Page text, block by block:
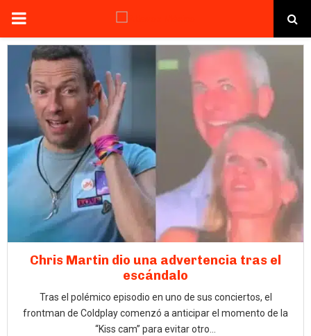
PRIMARY
MENU
Chris Martin dio una advertencia tras el
escándalo
Tras el polémico episodio en uno de sus conciertos, el
frontman de Coldplay comenzó a anticipar el momento de la
“Kiss cam” para evitar otro...